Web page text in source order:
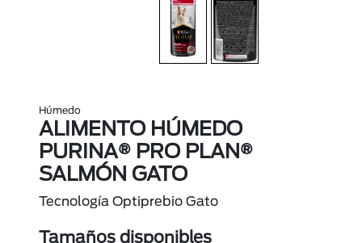
Húmedo
ALIMENTO HÚMEDO
PURINA® PRO PLAN®
SALMÓN GATO
Tecnología Optiprebio Gato
Tamaños disponibles